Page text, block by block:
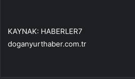
KAYNAK: HABERLER7
doganyurthaber.com.tr